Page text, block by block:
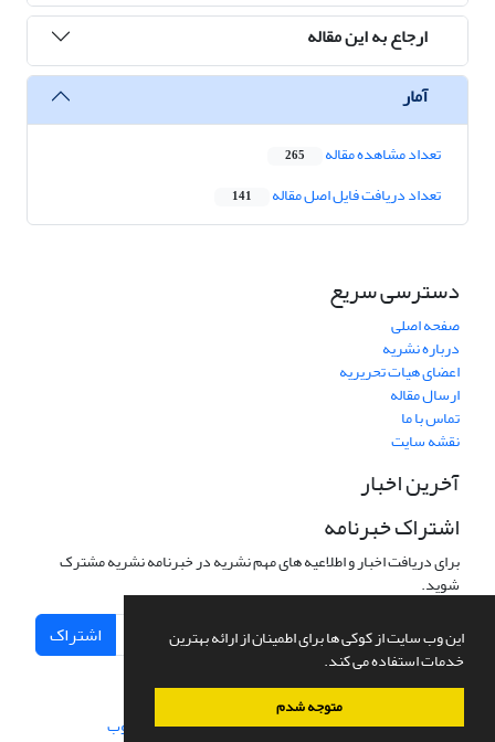
این وب سایت از کوکی ها برای اطمینان از ارائه بهترین
خدمات استفاده می کند.
متوجه شدم
ارجاع به این مقاله
آمار
تعداد مشاهده مقاله 265
تعداد دریافت فایل اصل مقاله 141
دسترسی سریع
صفحه اصلی
درباره نشریه
اعضای هیات تحریریه
ارسال مقاله
تماس با ما
نقشه سایت
آخرین اخبار
اشتراک خبرنامه
برای دریافت اخبار و اطلاعیه های مهم نشریه در خبرنامه نشریه مشترک
شوید.
اشتراک
سامانه مدیریت نشریات علمی.طراحی و پیاده سازی از سیناوب